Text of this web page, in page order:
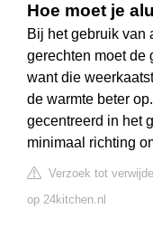
Hoe moet je
Bij het gebruik van
gerechten moet de
want die
de warmte beter
gecentreerd in het
minimaal richting
Verzoek tot
op 24kitchen.nl